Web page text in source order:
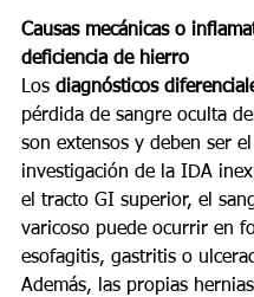
Causas mecánicas o
deficiencia de hierro
Los diagnósticos
pérdida de sangre oculta
son extensos y deben ser
investigación de la IDA
el tracto GI superior, el
varicoso puede ocurrir en
esofagitis, gastritis o
Además, las propias